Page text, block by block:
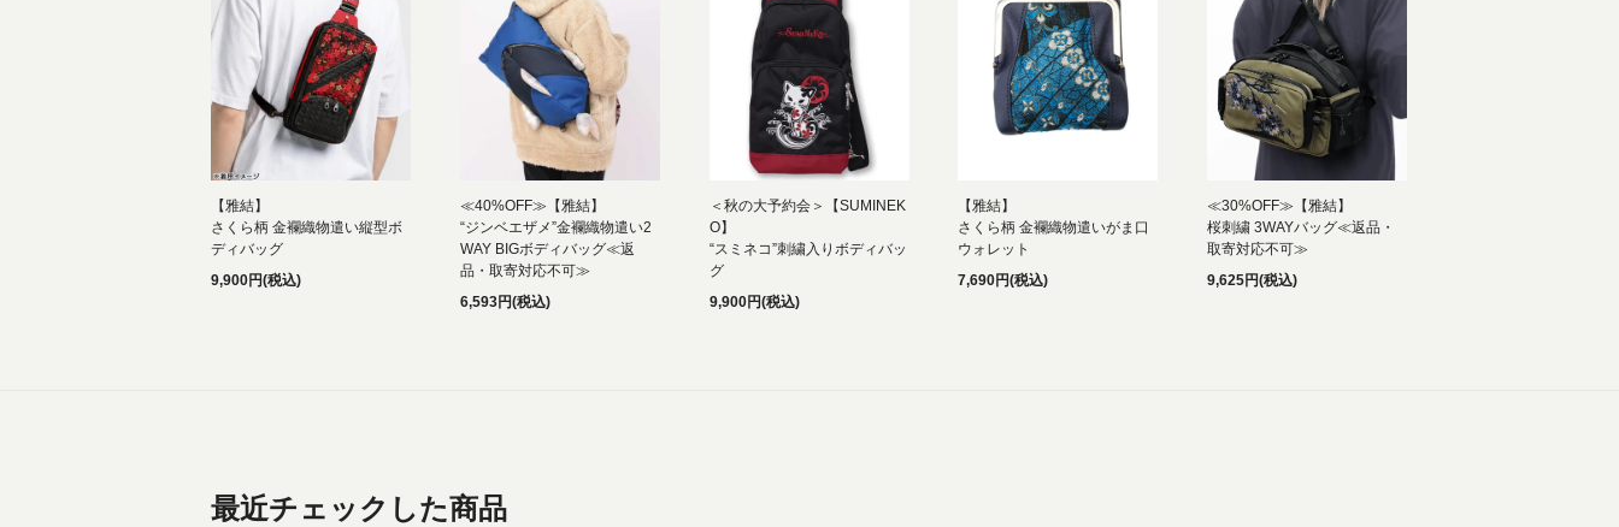
【雅結】
さくら柄 金襴織物遣い縦型ボ
ディバッグ
9,900円(税込)
≪40%OFF≫【雅結】
“ジンベエザメ”金襴織物遣い2
WAY BIGボディバッグ≪返
品・取寄対応不可≫
6,593円(税込)
＜秋の大予約会＞【SUMINEK
O】
“スミネコ”刺繍入りボディバッ
グ
9,900円(税込)
【雅結】
さくら柄 金襴織物遣いがま口
ウォレット
7,690円(税込)
≪30%OFF≫【雅結】
桜刺繍 3WAYバッグ≪返品・
取寄対応不可≫
9,625円(税込)
最近チェックした商品